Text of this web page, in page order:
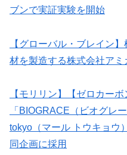
ブンで実証実験を開始
【グローバル・ブレイン
材を製造する株式会社アミ
【モリリン】【ゼロカー
「BIOGRACE（ビオグレ
tokyo（マール トウキョウ
同企画に採用